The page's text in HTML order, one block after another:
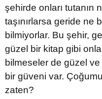
şehirde onları tutanın
taşınırlarsa geride ne
bilmiyorlar. Bu şehir,
güzel bir kitap gibi
bilmeseler de güzel ve
bir güveni var.
zaten?